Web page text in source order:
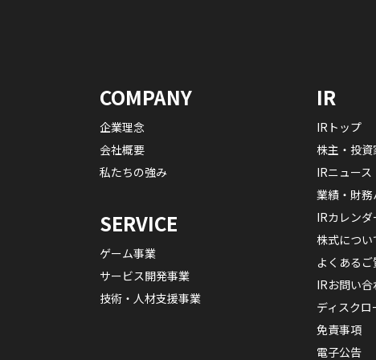
COMPANY
企業理念
会社概要
私たちの強み
SERVICE
ゲーム事業
サービス開発事業
技術・人材支援事業
IR
IRトップ
株主・投
IRニュース
業績・財
IRカレンダ
株式につい
よくある
IRお問い合
ディスク
免責事項
電子公告